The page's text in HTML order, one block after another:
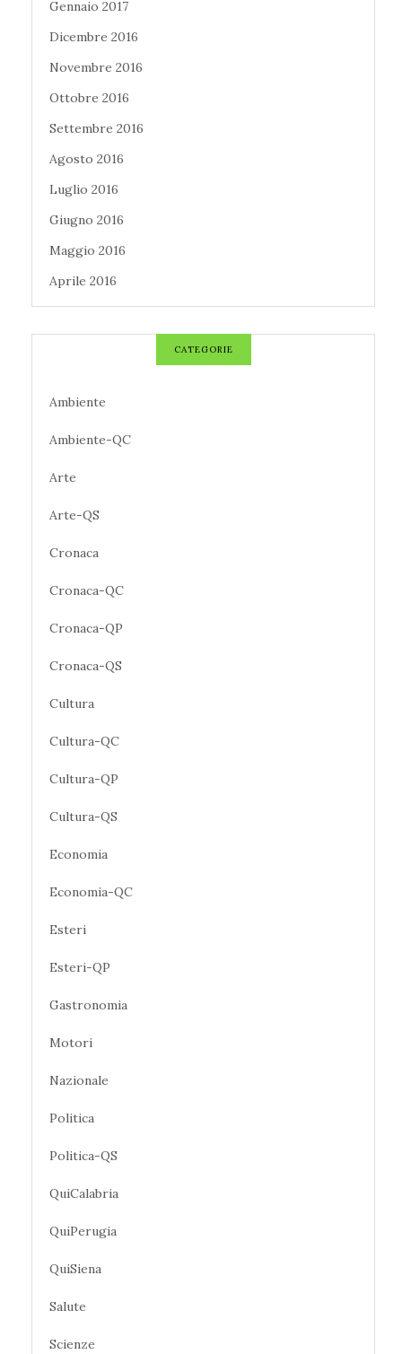
Gennaio 2017
Dicembre 2016
Novembre 2016
Ottobre 2016
Settembre 2016
Agosto 2016
Luglio 2016
Giugno 2016
Maggio 2016
Aprile 2016
CATEGORIE
Ambiente
Ambiente-QC
Arte
Arte-QS
Cronaca
Cronaca-QC
Cronaca-QP
Cronaca-QS
Cultura
Cultura-QC
Cultura-QP
Cultura-QS
Economia
Economia-QC
Esteri
Esteri-QP
Gastronomia
Motori
Nazionale
Politica
Politica-QS
QuiCalabria
QuiPerugia
QuiSiena
Salute
Scienze